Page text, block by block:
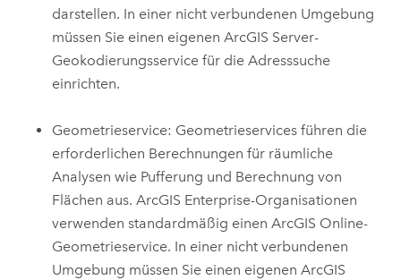
darstellen. In einer nicht verbundenen Umgebung
müssen Sie einen eigenenArcGIS Server-
Geokodierungsservice für die Adresssuche
einrichten.
Geometrieservice: Geometrieservices führen die
erforderlichen Berechnungen für räumliche
Analysen wie Pufferung und Berechnung von
Flächen aus.ArcGIS Enterprise-Organisationen
verwenden standardmäßig einenArcGIS Online-
Geometrieservice. In einer nicht verbundenen
Umgebung müssen Sie einen eigenenArcGIS